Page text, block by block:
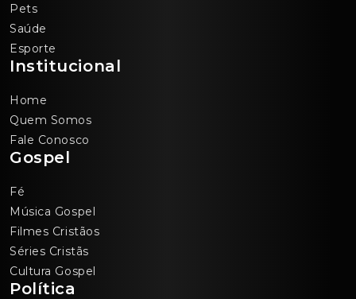
Pets
Saúde
Esporte
Institucional
Home
Quem Somos
Fale Conosco
Gospel
Fé
Música Gospel
Filmes Cristãos
Séries Cristãs
Cultura Gospel
Política